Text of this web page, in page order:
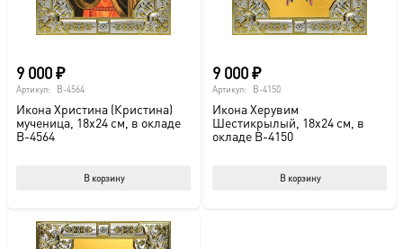
9 000₽
Артикул: B-4564
Икона Христина (Кристина)
мученица, 18х24 см, в окладе
B-4564
В корзину
9 000₽
Артикул: B-4150
Икона Херувим
Шестикрылый, 18х24 см, в
окладе B-4150
В корзину